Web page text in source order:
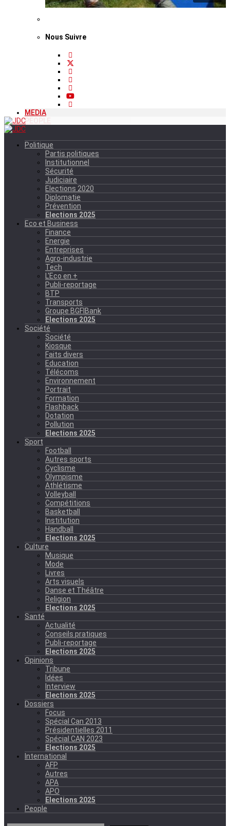
Nous Suivre
MEDIA
PEOPLE
Politique
Partis politiques
Institutionnel
Sécurité
Judiciaire
Elections 2020
Diplomatie
Prévention
Elections 2025
Eco et Business
Finance
Energie
Entreprises
Agro-industrie
Tech
L'Eco en +
Publi-reportage
BTP
Transports
Groupe BGFIBank
Elections 2025
Société
Société
Kiosque
Faits divers
Education
Télécoms
Environnement
Portrait
Formation
Flashback
Dotation
Pollution
Elections 2025
Sport
Football
Autres sports
Cyclisme
Olympisme
Athlétisme
Volleyball
Compétitions
Basketball
Institution
Handball
Elections 2025
Culture
Musique
Mode
Livres
Arts visuels
Danse et Théâtre
Religion
Elections 2025
Santé
Actualité
Conseils pratiques
Publi-reportage
Elections 2025
Opinions
Tribune
Idées
Interview
Elections 2025
Dossiers
Focus
Spécial Can 2013
Présidentielles 2011
Spécial CAN 2023
Elections 2025
International
AFP
Autres
APA
APO
Elections 2025
People